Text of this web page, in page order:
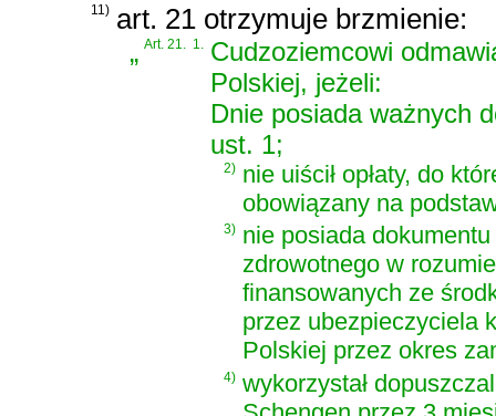
11) art. 21 otrzymuje brzmienie:
„Art. 21. 1.
Cudzoziemcowi
Polskiej, jeżeli:
Dnie posiada ważnych
ust. 1;
2) nie uiścił opłaty, do
obowiązany na
3) nie posiada
zdrowotnego w
finansowanych ze
przez ubezpieczyciela
Polskiej przez okres
4) wykorzystał